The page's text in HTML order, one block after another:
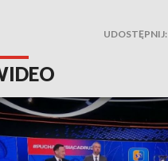
UDOSTĘPNIJ: